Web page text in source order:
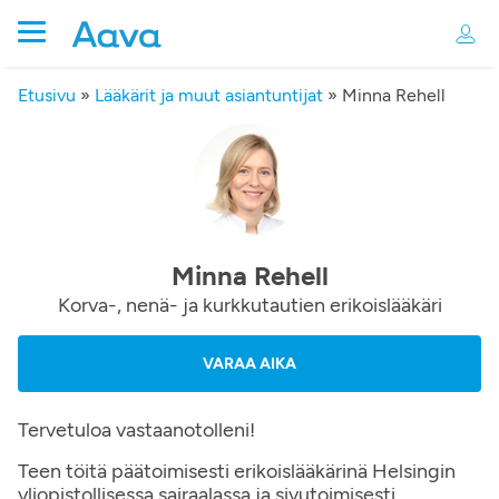
Etusivu » Lääkärit ja muut asiantuntijat » Minna Rehell
Minna Rehell
Korva-, nenä- ja kurkkutautien erikoislääkäri
VARAA AIKA
Tervetuloa vastaanotolleni!
Teen töitä päätoimisesti erikoislääkärinä Helsingin